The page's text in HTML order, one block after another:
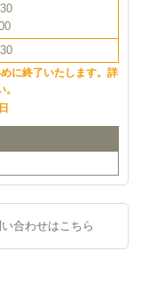
に終了いたします。詳